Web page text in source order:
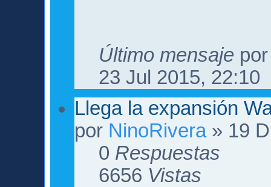
Último mensaje
23 Jul 2015, 22:10
Llega la expansión
por NinoRivera» 19
0 Respuestas
6656 Vistas